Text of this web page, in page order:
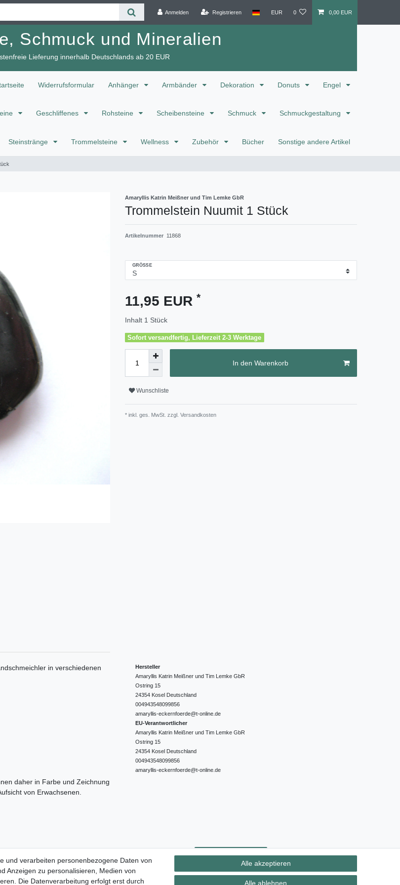
Anmelden Registrieren EUR 0 0,00 EUR
Schmuck und Mineralien
Lieferung innerhalb Deutschlands ab 20 EUR
Widerrufsformular Anhänger Armbänder Dekoration Donuts Engel
Geschliffenes Rohsteine Scheibensteine Schmuck Schmuckgestaltung
Steinstränge Trommelsteine Wellness Zubehör Bücher Sonstige andere Artikel
Amaryllis Katrin Meißner und Tim Lemke GbR
Trommelstein Nuumit 1 Stück
Artikelnummer 11868
GRÖSSE
11,95 EUR *
Inhalt 1 Stück
Sofort versandfertig, Lieferzeit 2-3 Werktage
In den Warenkorb
Wunschliste
* inkl. ges. MwSt. zzgl. Versandkosten
in verschiedenen
daher in Farbe und Zeichnung
von Erwachsenen.
Hersteller
Amaryllis Katrin Meißner und Tim Lemke GbR
Ostring 15
24354 Kosel Deutschland
004943548099856
amaryllis-eckernfoerde@t-online.de
EU-Verantwortlicher
Amaryllis Katrin Meißner und Tim Lemke GbR
Ostring 15
24354 Kosel Deutschland
004943548099856
amaryllis-eckernfoerde@t-online.de
Widerrufs­recht Vertrag widerrufen Kontakt
und verarbeiten personenbezogene Daten von
Anzeigen zu personalisieren, Medien von
Die Datenverarbeitung erfolgt erst durch
Alle akzeptieren
Alle ablehnen